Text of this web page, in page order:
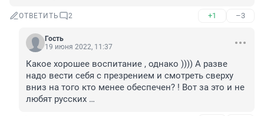
ОТВЕТИТЬ 2 +1 –3
Гость
19 июня 2022, 11:37
Какое хорошее воспитание , однако )))) А разве
надо вести себя с презрением и смотреть сверху
вниз на того кто менее обеспечен? ! Вот за это и не
любят русских …